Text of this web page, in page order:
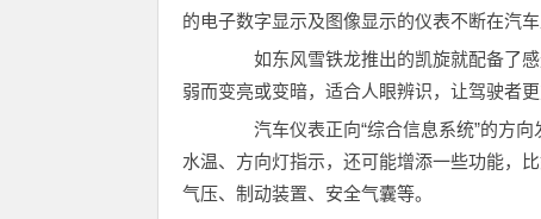
的电子数字显示及图像显示的仪表不断在汽车
如东风雪铁龙推出的凯旋就配备了感
弱而变亮或变暗，适合人眼辨识，让驾驶者
汽车仪表正向“综合信息系统”的方向
水温、方向灯指示，还可能增添一些功能，
气压、制动装置、安全气囊等。